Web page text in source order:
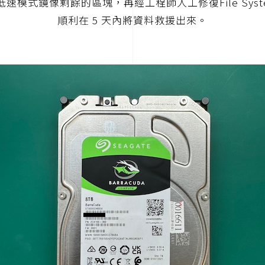
順利在 5 天內將資料救援出來。